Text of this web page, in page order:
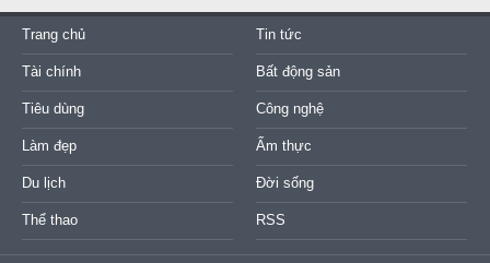
Trang chủ Tin tức
Tài chính Bất động sản
Tiêu dùng Công nghệ
Làm đẹp Ẩm thực
Du lịch Đời sống
Thể thao RSS